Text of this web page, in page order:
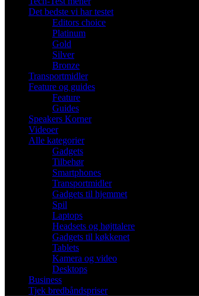
Det bedste vi har testet
Editors choice
Platinum
Gold
Silver
Bronze
Transportmidler
Feature og guides
Feature
Guides
Speakers Korner
Videoer
Alle kategorier
Gadgets
Tilbehør
Smartphones
Transportmidler
Gadgets til hjemmet
Spil
Laptops
Headsets og højttalere
Gadgets til køkkenet
Tablets
Kamera og video
Desktops
Business
Tjek bredbåndspriser